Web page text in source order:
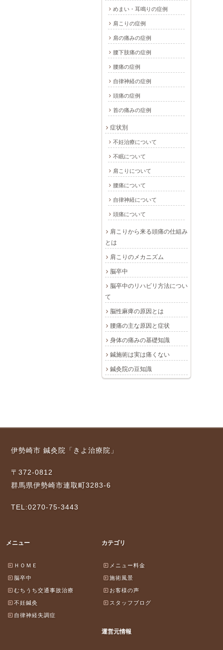
めまい・耳鳴りの症例
肩こりの症例
肩の痛みの症例
腰下肢痛の症例
腰痛の症例
自律神経の症例
頭痛の症例
首の痛みの症例
症状別
不妊治療について
不眠について
肩こりについて
腰痛について
自律神経について
頭痛について
肩こりから来る頭痛の仕組み
とは
肩こりのメカニズム
脳卒中
脳卒中のリハビリ方法につい
て
脳性麻痺の原因とは
腰痛の主な原因と症状
身体の痛みの基礎知識
鍼施術は実は痛くない
鍼灸院の豆知識
伊勢崎市 鍼灸院「きよ治療院」
〒372-0812
群馬県伊勢崎市連取町3283-6
TEL:0270-75-3443
メニュー
ＨＯＭＥ
脳卒中
むちうち交通事故治療
不妊鍼灸
自律神経失調症
カテゴリ
メニュー料金
施術風景
お客様の声
スタッフブログ
運営元情報